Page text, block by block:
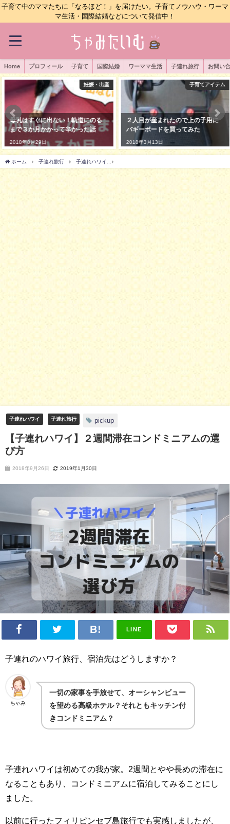
子育て中のママたちに「なるほど！」を届けたい。子育てノウハウ・ワーマ
マ生活・国際結婚などについて発信中！
Home プロフィール 子育て 国際結婚 ワーママ生活 子連れ旅行 お問い
妊娠・出産
母乳はすぐに出ない！軌道にのる
まで３か月かかって辛かった話
2018年8月29日
子育てアイテム
２人目が産まれたので上の子用に
バギーボードを買ってみた
2018年3月13日
ホーム 子連れ旅行 子連れハワイ
子連れハワイ 子連れ旅行 pickup
【子連れハワイ】２週間滞在コンドミニアムの選
び方
2018年9月26日 2019年1月30日
LINE
子連れのハワイ旅行、宿泊先はどうしますか？
ちゃみ
一切の家事を手放せて、オーシャンビュー
を望める高級ホテル？それともキッチン付
きコンドミニアム？
子連れハワイは初めての我が家。2週間とやや長めの滞在に
なることもあり、コンドミニアムに宿泊してみることにし
ました。
以前に行ったフィリピンセブ島旅行でも実感しましたが、